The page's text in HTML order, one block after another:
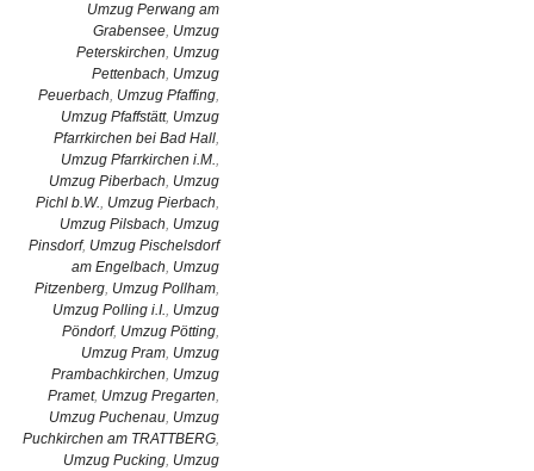
Umzug Perwang am
Grabensee, Umzug
Peterskirchen, Umzug
Pettenbach, Umzug
Peuerbach, Umzug Pfaffing,
Umzug Pfaffstätt, Umzug
Pfarrkirchen bei Bad Hall,
Umzug Pfarrkirchen i.M.,
Umzug Piberbach, Umzug
Pichl b.W., Umzug Pierbach,
Umzug Pilsbach, Umzug
Pinsdorf, Umzug Pischelsdorf
am Engelbach, Umzug
Pitzenberg, Umzug Pollham,
Umzug Polling i.I., Umzug
Pöndorf, Umzug Pötting,
Umzug Pram, Umzug
Prambachkirchen, Umzug
Pramet, Umzug Pregarten,
Umzug Puchenau, Umzug
Puchkirchen am TRATTBERG,
Umzug Pucking, Umzug